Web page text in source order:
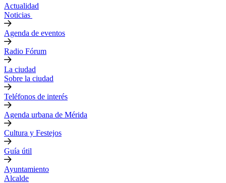
Actualidad
Noticias
Agenda de eventos
Radio Fórum
La ciudad
Sobre la ciudad
Teléfonos de interés
Agenda urbana de Mérida
Cultura y Festejos
Guía útil
Ayuntamiento
Alcalde